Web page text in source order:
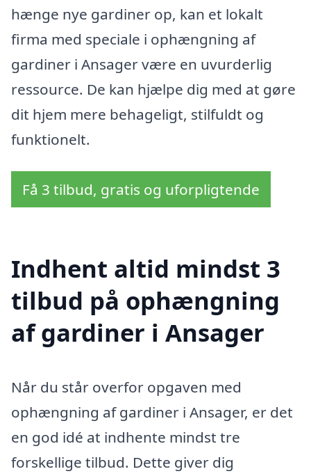
hænge nye gardiner op, kan et lokalt
firma med speciale i ophængning af
gardiner i Ansager være en uvurderlig
ressource. De kan hjælpe dig med at gøre
dit hjem mere behageligt, stilfuldt og
funktionelt.
Få 3 tilbud, gratis og uforpligtende
Indhent altid mindst 3
tilbud på ophængning
af gardiner i Ansager
Når du står overfor opgaven med
ophængning af gardiner i Ansager, er det
en god idé at indhente mindst tre
forskellige tilbud. Dette giver dig